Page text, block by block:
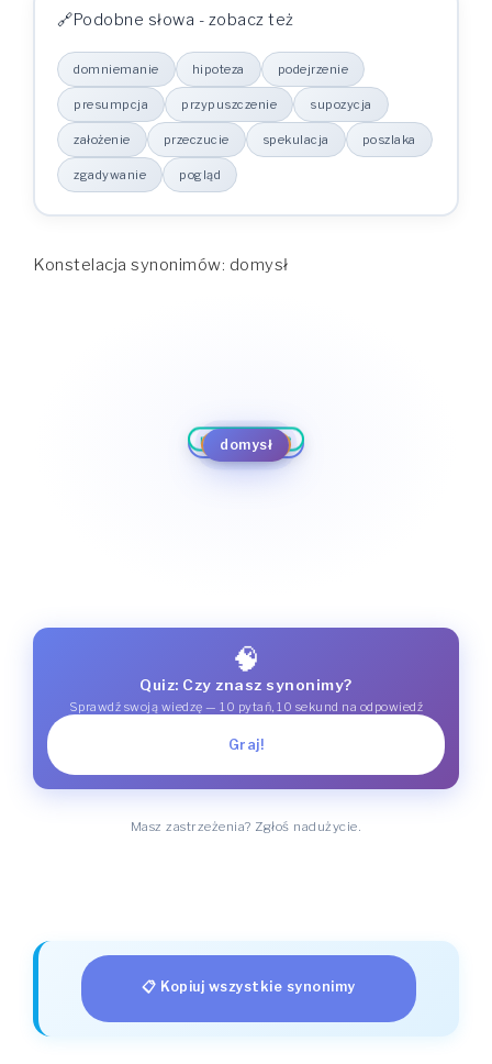
Podobne słowa - zobacz też
domniemanie hipoteza podejrzenie
presumpcja przypuszczenie supozycja
założenie przeczucie spekulacja poszlaka
zgadywanie pogląd
Konstelacja synonimów: domysł
domysł
domniemanie
hipoteza
podejrzenie
presumpcja
przypuszczenie
supozycja
założenie
przeczucie
spekulacja
poszlaka
zgadywanie
🧠
Quiz: Czy znasz synonimy?
Sprawdź swoją wiedzę — 10 pytań, 10 sekund na odpowiedź
Graj!
Masz zastrzeżenia? Zgłoś nadużycie.
📋 Kopiuj wszystkie synonimy